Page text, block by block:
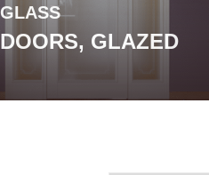
GLASS
DOORS, GLAZED